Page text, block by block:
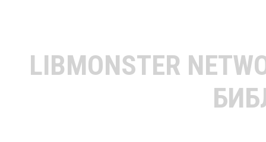
LIBMONSTER